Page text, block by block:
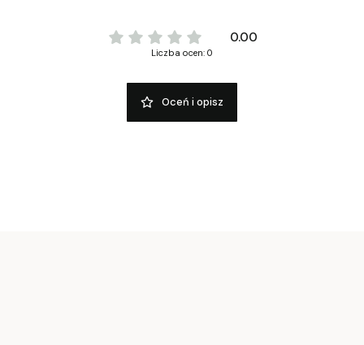
0.00
Liczba ocen: 0
Oceń i opisz